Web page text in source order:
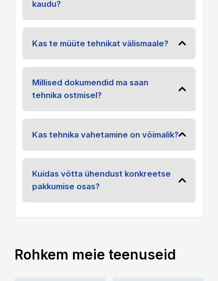
kaudu?
Kas te müüte tehnikat välismaale?
Millised dokumendid ma saan
tehnika ostmisel?
Kas tehnika vahetamine on võimalik?
Kuidas võtta ühendust konkreetse
pakkumise osas?
Rohkem meie teenuseid